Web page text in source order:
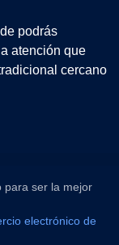
podrás
atención que
cercano
para ser la mejor
electrónico de